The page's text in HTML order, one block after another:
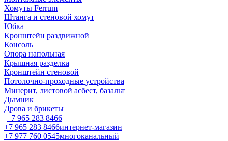
Хомуты Ferrum
Штанга и стеновой хомут
Юбка
Кронштейн раздвижной
Консоль
Опора напольная
Крышная разделка
Кронштейн стеновой
Потолочно-проходные устройства
Минерит, листовой асбест, базальт
Дымник
Дрова и брикеты
+7 965 283 8466
+7 965 283 8466интернет-магазин
+7 977 760 0545многоканальный